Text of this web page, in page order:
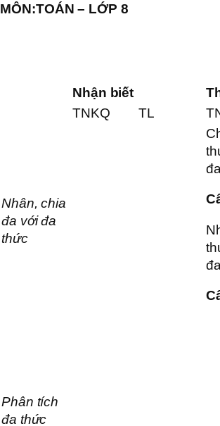
MÔN:TOÁN – LỚP 8
Nhận biết
TNKQ
TL
Nhân, chia
đa với đa
thức
Phân tích
đa thức